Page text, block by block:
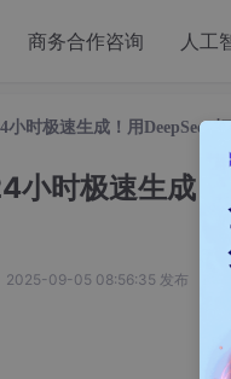
商务合作咨询 人工
小时极速生成！用DeepSeek
小时极速生成
2025-09-05 08:56:35 发布